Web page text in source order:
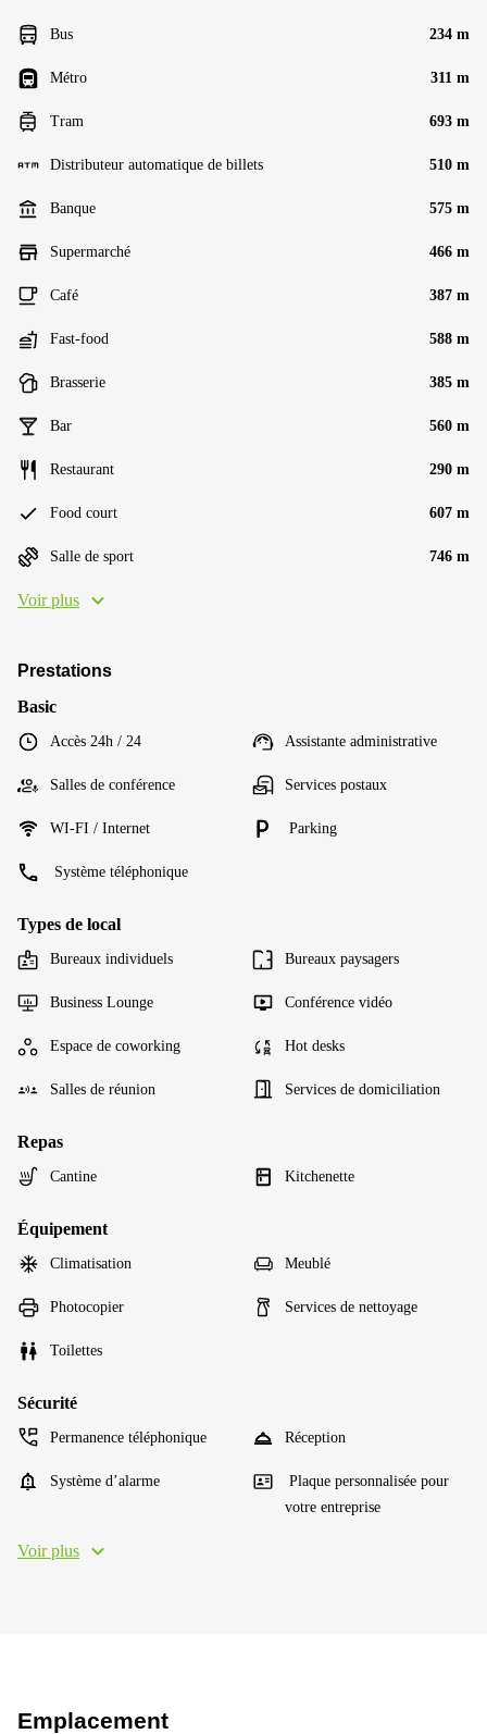
Bus 234 m
Métro 311 m
Tram 693 m
Distributeur automatique de billets 510 m
Banque 575 m
Supermarché 466 m
Café 387 m
Fast-food 588 m
Brasserie 385 m
Bar 560 m
Restaurant 290 m
Food court 607 m
Salle de sport 746 m
Voir plus
Prestations
Basic
Accès 24h / 24 Assistante administrative
Salles de conférence Services postaux
WI-FI / Internet Parking
Système téléphonique
Types de local
Bureaux individuels Bureaux paysagers
Business Lounge Conférence vidéo
Espace de coworking Hot desks
Salles de réunion Services de domiciliation
Repas
Cantine Kitchenette
Équipement
Climatisation Meublé
Photocopier Services de nettoyage
Toilettes
Sécurité
Permanence téléphonique Réception
Système d’alarme
Plaque personnalisée pour
votre entreprise
Voir plus
Emplacement